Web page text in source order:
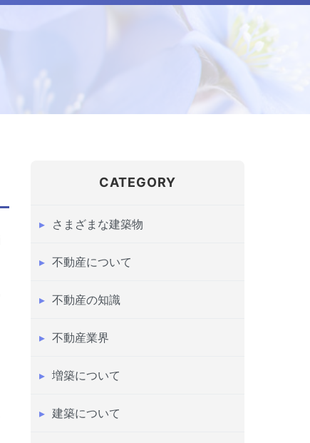
CATEGORY
さまざまな建築物
不動産について
不動産の知識
不動産業界
増築について
建築について